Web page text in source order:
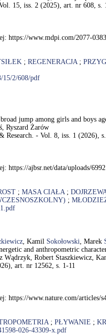
15, iss. 2 (2025), art. nr 608, s.
https://www.mdpi.com/2077-
; REGENERACJA;
15/2/608/pdf
jump among girls and boys
Ryszard Żarów
Research. - Vol. 8, iss. 1 (2026),
https://ajbsr.net/data/uploads/
; MASA CIAŁA;
;
, Kamil Sokołowski, Marek
and anthropometric
Robert Staszkiewicz,
art. nr 12562, s. 1-11
https://www.nature.com/articles/
; PŁYWANIE ;
026-43309-x.pdf